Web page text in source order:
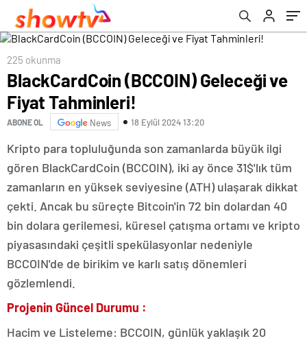
225 okunma
BlackCardCoin (BCCOIN) Geleceği ve
Fiyat Tahminleri!
ABONE OL News 18 Eylül 2024 13:20
Kripto para topluluğunda son zamanlarda büyük ilgi
gören BlackCardCoin (BCCOIN), iki ay önce 31$'lık tüm
zamanların en yüksek seviyesine (ATH) ulaşarak dikkat
çekti. Ancak bu süreçte Bitcoin'in 72 bin dolardan 40
bin dolara gerilemesi, küresel çatışma ortamı ve kripto
piyasasındaki çeşitli spekülasyonlar nedeniyle
BCCOIN'de de birikim ve karlı satış dönemleri
gözlemlendi.
Projenin Güncel Durumu :
Hacim ve Listeleme: BCCOIN, günlük yaklaşık 20